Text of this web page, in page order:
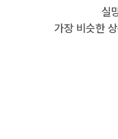
실
가장 비슷한